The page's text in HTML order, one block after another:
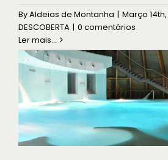
ByAldeias de Montanha | Março
DESCOBERTA | 0 comentários
Ler mais...
Época termal na Serra
À DESCOBERTA